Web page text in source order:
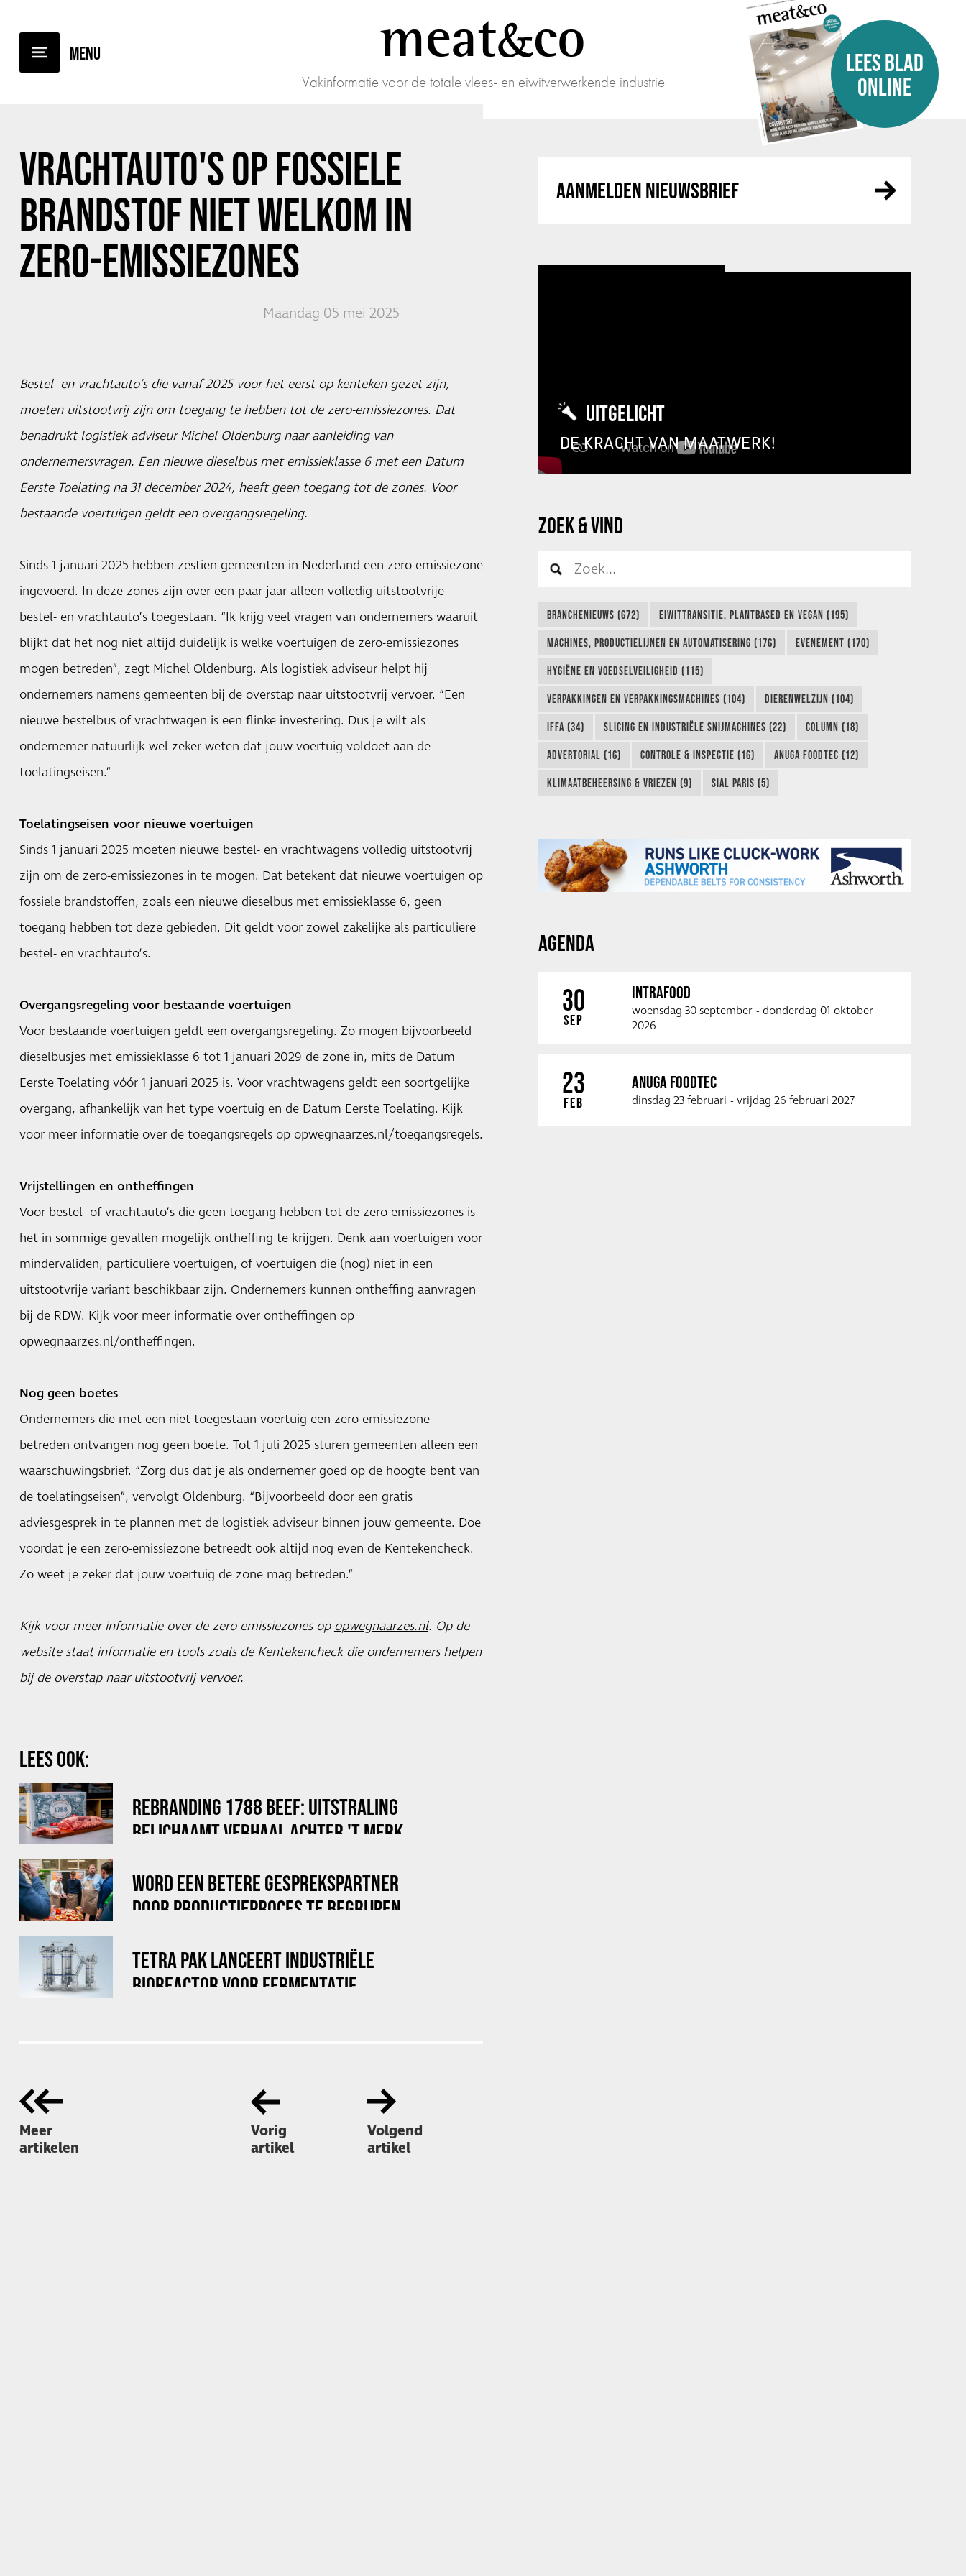
meatco
Vakinformatie voor de totale vlees- en eiwitverwerkende industrie
LEES BLAD
ONLINE
VRACHTAUTO'S OP FOSSIELE
BRANDSTOF NIET WELKOM IN
ZERO-EMISSIEZONES
Maandag 05 mei 2025
Bestel- en vrachtauto’s die vanaf 2025 voor het eerst op kenteken gezet zijn,
moeten uitstootvrij zijn om toegang te hebben tot de zero-emissiezones. Dat
benadrukt logistiek adviseur Michel Oldenburg naar aanleiding van
ondernemersvragen. Een nieuwe dieselbus met emissieklasse 6 met een Datum
Eerste Toelating na 31 december 2024, heeft geen toegang tot de zones. Voor
bestaande voertuigen geldt een overgangsregeling.
Sinds 1 januari 2025 hebben zestien gemeenten in Nederland een zero-emissiezone
ingevoerd. In deze zones zijn over een paar jaar alleen volledig uitstootvrije
bestel- en vrachtauto’s toegestaan. “Ik krijg veel vragen van ondernemers waaruit
blijkt dat het nog niet altijd duidelijk is welke voertuigen de zero-emissiezones
mogen betreden”, zegt Michel Oldenburg. Als logistiek adviseur helpt hij
ondernemers namens gemeenten bij de overstap naar uitstootvrij vervoer. “Een
nieuwe bestelbus of vrachtwagen is een flinke investering. Dus je wilt als
ondernemer natuurlijk wel zeker weten dat jouw voertuig voldoet aan de
toelatingseisen.”
Toelatingseisen voor nieuwe voertuigen
Sinds 1 januari 2025 moeten nieuwe bestel- en vrachtwagens volledig uitstootvrij
zijn om de zero-emissiezones in te mogen. Dat betekent dat nieuwe voertuigen op
fossiele brandstoffen, zoals een nieuwe dieselbus met emissieklasse 6, geen
toegang hebben tot deze gebieden. Dit geldt voor zowel zakelijke als particuliere
bestel- en vrachtauto’s.
Overgangsregeling voor bestaande voertuigen
Voor bestaande voertuigen geldt een overgangsregeling. Zo mogen bijvoorbeeld
dieselbusjes met emissieklasse 6 tot 1 januari 2029 de zone in, mits de Datum
Eerste Toelating vóór 1 januari 2025 is. Voor vrachtwagens geldt een soortgelijke
overgang, afhankelijk van het type voertuig en de Datum Eerste Toelating. Kijk
voor meer informatie over de toegangsregels op opwegnaarzes.nl/toegangsregels.
Vrijstellingen en ontheffingen
Voor bestel- of vrachtauto’s die geen toegang hebben tot de zero-emissiezones is
het in sommige gevallen mogelijk ontheffing te krijgen. Denk aan voertuigen voor
mindervaliden, particuliere voertuigen, of voertuigen die (nog) niet in een
uitstootvrije variant beschikbaar zijn. Ondernemers kunnen ontheffing aanvragen
bij de RDW. Kijk voor meer informatie over ontheffingen op
opwegnaarzes.nl/ontheffingen.
Nog geen boetes
Ondernemers die met een niet-toegestaan voertuig een zero-emissiezone
betreden ontvangen nog geen boete. Tot 1 juli 2025 sturen gemeenten alleen een
waarschuwingsbrief. “Zorg dus dat je als ondernemer goed op de hoogte bent van
de toelatingseisen”, vervolgt Oldenburg. “Bijvoorbeeld door een gratis
adviesgesprek in te plannen met de logistiek adviseur binnen jouw gemeente. Doe
voordat je een zero-emissiezone betreedt ook altijd nog even de Kentekencheck.
Zo weet je zeker dat jouw voertuig de zone mag betreden.”
Kijk voor meer informatie over de zero-emissiezones op opwegnaarzes.nl. Op de
website staat informatie en tools zoals de Kentekencheck die ondernemers helpen
bij de overstap naar uitstootvrij vervoer.
LEES OOK:
REBRANDING 1788 BEEF: UITSTRALING
BELICHAAMT VERHAAL ACHTER 'T MERK
WORD EEN BETERE GESPREKSPARTNER
DOOR PRODUCTIEPROCES TE BEGRIJPEN
TETRA PAK LANCEERT INDUSTRIËLE
BIOREACTOR VOOR FERMENTATIE
Meer
artikelen
Vorig
artikel
Volgend
artikel
AANMELDEN NIEUWSBRIEF
UITGELICHT
DE KRACHT VAN MAATWERK!
ZOEK & VIND
BRANCHENIEUWS (672) EIWITTRANSITIE, PLANTBASED EN VEGAN (195)
MACHINES, PRODUCTIELIJNEN EN AUTOMATISERING (176) EVENEMENT (170)
HYGIËNE EN VOEDSELVEILIGHEID (115)
VERPAKKINGEN EN VERPAKKINGSMACHINES (104) DIERENWELZIJN (104)
IFFA (34) SLICING EN INDUSTRIËLE SNIJMACHINES (22) COLUMN (18)
ADVERTORIAL (16) CONTROLE & INSPECTIE (16) ANUGA FOODTEC (12)
KLIMAATBEHEERSING & VRIEZEN (9) SIAL PARIS (5)
AGENDA
30
SEP
INTRAFOOD
woensdag 30 september - donderdag 01 oktober
2026
23
FEB
ANUGA FOODTEC
dinsdag 23 februari - vrijdag 26 februari 2027